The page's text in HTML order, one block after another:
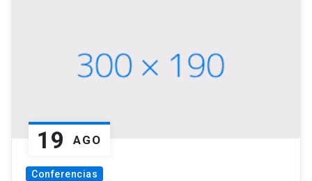
19 AGO
Conferencias